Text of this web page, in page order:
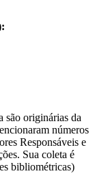
são originárias da
números
Responsáveis e
Sua coleta é
bibliométricas)